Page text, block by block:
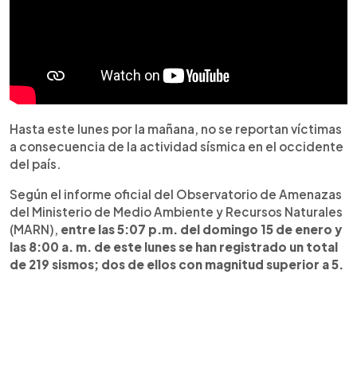
Hasta este lunes por la mañana, no se reportan víctimas
a consecuencia de la actividad sísmica en el occidente
del país.
Según el informe oficial del Observatorio de Amenazas
del Ministerio de Medio Ambiente y Recursos Naturales
(MARN), entre las 5:07 p.m. del domingo 15 de enero y
las 8:00 a. m. de este lunes se han registrado un total
de 219 sismos; dos de ellos con magnitud superior a 5.